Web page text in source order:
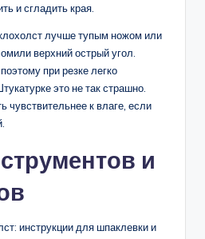
и сгладить края.
лучше тупым ножом или
верхний острый угол.
при резке легко
это не так страшно.
чувствительнее к влаге, если
и